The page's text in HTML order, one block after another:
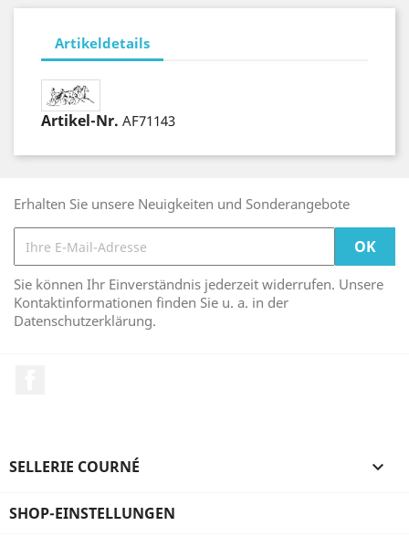
Artikeldetails
Artikel-Nr. AF71143
Erhalten Sie unsere Neuigkeiten und Sonderangebote
Sie können Ihr Einverständnis jederzeit widerrufen. Unsere
Kontaktinformationen finden Sie u. a. in der
Datenschutzerklärung.
SELLERIE COURNÉ 
SHOP-EINSTELLUNGEN